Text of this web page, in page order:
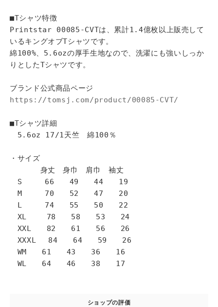
■Tシャツ特徴
Printstar 00085-CVTは、累計1.4億枚以上販売して
いるキングオブTシャツです。
綿100%、5.6ozの厚手生地なので、洗濯にも強いしっか
りとしたTシャツです。
ブランド公式商品ページ
https://tomsj.com/product/00085-CVT/
■Tシャツ詳細
5.6oz 17/1天竺 綿100％
・サイズ
身丈 身巾 肩巾 袖丈
S 66 49 44 19
M 70 52 47 20
L 74 55 50 22
XL 78 58 53 24
XXL 82 61 56 26
XXXL 84 64 59 26
WM 61 43 36 16
WL 64 46 38 17
ショップの評価